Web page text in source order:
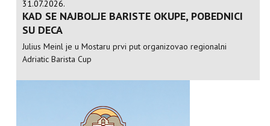
31.07.2026.
KAD SE NAJBOLJE BARISTE OKUPE, POBEDNICI
SU DECA
Julius Meinl je u Mostaru prvi put organizovao regionalni
Adriatic Barista Cup